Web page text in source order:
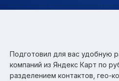
Подготовил для вас удобную
компаний из Яндекс Карт по
разделением контактов, гео-